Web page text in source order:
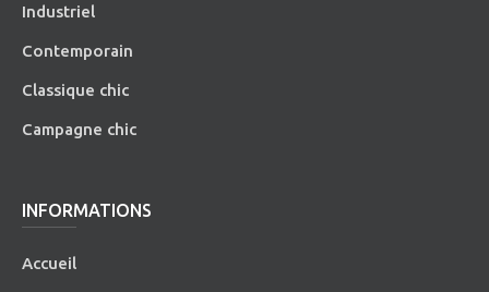
Industriel
Contemporain
Classique chic
Campagne chic
INFORMATIONS
Accueil